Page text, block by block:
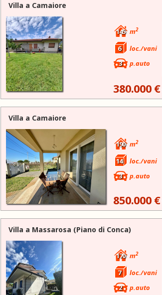
Villa a Camaiore
145 m2
6
loc./vani
3
p.auto
380.000 €
Villa a Camaiore
190 m2
14
loc./vani
3
p.auto
850.000 €
Villa a Massarosa (Piano di Conca)
170 m2
7
loc./vani
2
p.auto